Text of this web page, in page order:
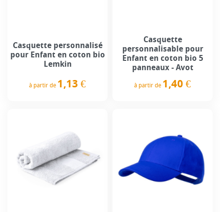
Casquette personnalisé
pour Enfant en coton bio
Lemkin
à partir de 1,13 €
Casquette
personnalisable pour
Enfant en coton bio 5
panneaux - Avot
à partir de 1,40 €